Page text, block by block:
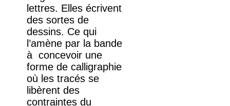
lettres. Elles écrivent
des sortes de
dessins. Ce qui
l’amène par la bande
à concevoir une
forme de calligraphie
où les tracés se
libèrent des
contraintes du